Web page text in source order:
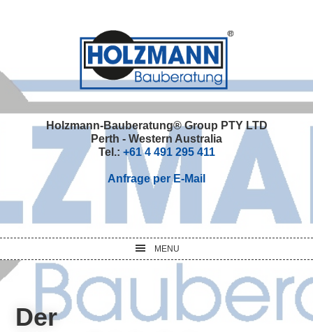
Holzmann-Bauberatung® Group PTY LTD
Perth - Western Australia
Tel.: +61 4 491 295 411
Anfrage per E-Mail
MENU
Der